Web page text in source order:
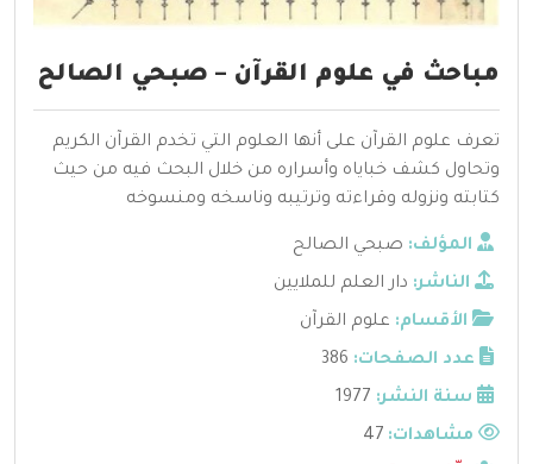
مباحث في علوم القرآن – صبحي الصالح
تعرف علوم القرآن على أنها العلوم التي تخدم القرآن الكريم
وتحاول كشف خباياه وأسراره من خلال البحث فيه من حيث
كتابته ونزوله وقراءته وترتيبه وناسخه ومنسوخه
المؤلف: صبحي الصالح
الناشر: دار العلم للملايين
الأقسام: علوم القرآن
عدد الصفحات: 386
سنة النشر: 1977
مشاهدات: